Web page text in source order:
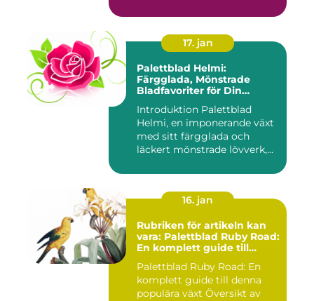
17. jan
Palettblad Helmi:
Färgglada, Mönstrade
Bladfavoriter för Din
Introduktion Palettblad
Helmi, en imponerande växt
med sitt färgglada och
läckert mönstrade lövverk,...
16. jan
Rubriken för artikeln kan
vara: Palettblad Ruby Road:
En komplett guide till
Palettblad Ruby Road: En
komplett guide till denna
populära växt Översikt av